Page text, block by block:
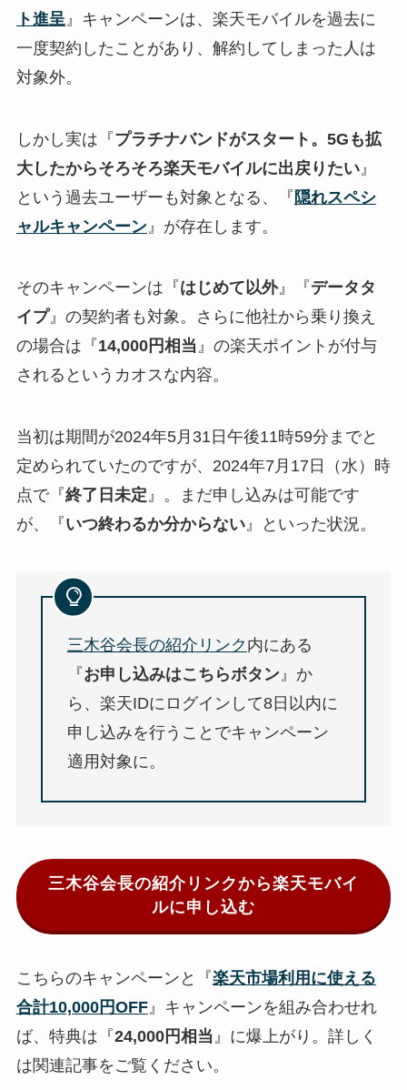
ト進呈 』キャンペーンは、楽天モバイルを過去に
一度契約したことがあり、解約してしまった人は
対象外。
しかし実は『プラチナバンドがスタート。5Gも拡
大したからそろそろ楽天モバイルに出戻りたい』
という過去ユーザーも対象となる、『 隠れスペシ
ャルキャンペーン』が存在します。
そのキャンペーンは『はじめて以外』『データタ
イプ』の契約者も対象。さらに他社から乗り換え
の場合は『14,000円相当 』の楽天ポイントが付与
されるというカオスな内容。
当初は期間が2024年5月31日午後11時59分までと
定められていたのですが、2024年7月17日（水）時
点で『終了日未定』。まだ申し込みは可能です
が、『いつ終わるか分からない』といった状況。
三木谷会長の紹介リンク 内にある
『お申し込みはこちらボタン 』か
ら、楽天IDにログインして8日以内に
申し込みを行うことでキャンペーン
適用対象に。
三木谷会長の紹介リンクから楽天モバイ
ルに申し込む
こちらのキャンペーンと『楽天市場利用に使える
合計10,000円OFF』キャンペーンを組み合わせれ
ば、特典は『24,000円相当 』に爆上がり。詳しく
は関連記事をご覧ください。